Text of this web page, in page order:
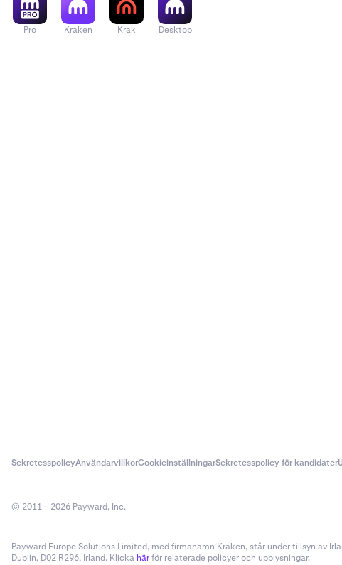
Pro Kraken Krak Desktop
SekretesspolicyAnvändarvillkorCookieinställningarSekretesspolicy för kandidater
© 2011 – 2026 Payward, Inc.
Payward Europe Solutions Limited, med firmanamn Kraken, står under tillsyn av
Dublin, D02 R296, Irland. Klicka härför relaterade policyer och upplysningar.